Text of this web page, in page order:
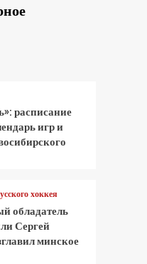
расписание
игр и
хоккея
обладатель
Сергей
минское